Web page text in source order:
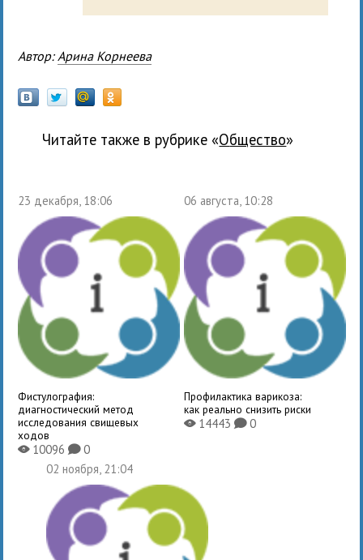
Автор: Арина Корнеева
Читайте также в рубрике « общество»
23 декабря, 18:06
Фистулография:
диагностический метод
исследования свищевых
ходов
X10096K0
06 августа, 10:28
Профилактика варикоза:
как реально снизить риски
X14443 K0
02 ноября, 21:04